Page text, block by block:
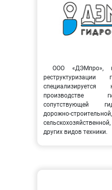
ООО «ДЭМпро»,
реструктуризации
производстве
сопутствующей
дорожно-
других видов техники.